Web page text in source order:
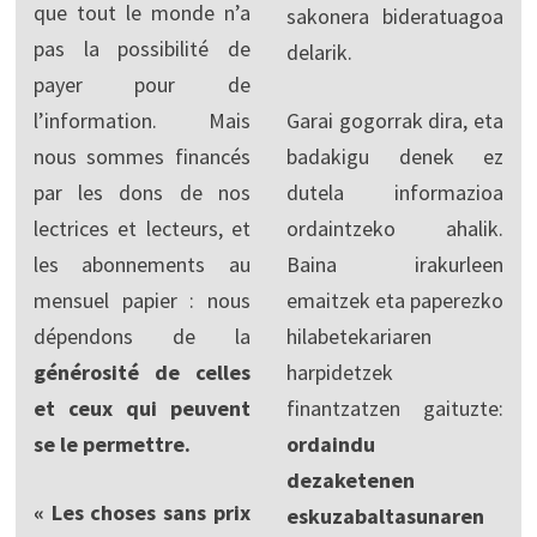
que tout le monde n’a
pas la possibilité de
payer pour de
l’information. Mais
nous sommes financés
par les dons de nos
lectrices et lecteurs, et
les abonnements au
mensuel papier : nous
dépendons de la
générosité de celles
et ceux qui peuvent
se le permettre.
« Les choses sans prix
sakonera bideratuagoa
delarik.
Garai gogorrak dira, eta
badakigu denek ez
dutela informazioa
ordaintzeko ahalik.
Baina irakurleen
emaitzek eta paperezko
hilabetekariaren
harpidetzek
finantzatzen gaituzte:
ordaindu
dezaketenen
eskuzabaltasunaren